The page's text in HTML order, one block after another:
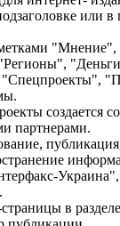
или в
"Мнение",
"Спецпроекты",
создается
партнерами.
в